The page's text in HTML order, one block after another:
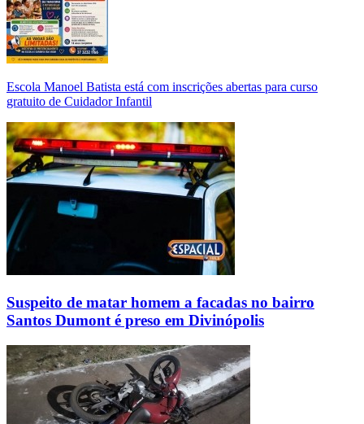
Escola Manoel Batista está com inscrições abertas para curso
gratuito de Cuidador Infantil
Suspeito de matar homem a facadas no bairro
Santos Dumont é preso em Divinópolis